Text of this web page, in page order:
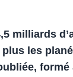
milliards
les